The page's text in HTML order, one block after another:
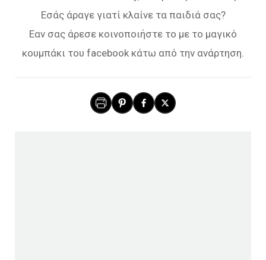
Εσάς άραγε γιατί κλαίνε τα παιδιά σας?
Εαν σας άρεσε κοινοποιήστε το με το μαγικό
κουμπάκι του facebook κάτω από την ανάρτηση.